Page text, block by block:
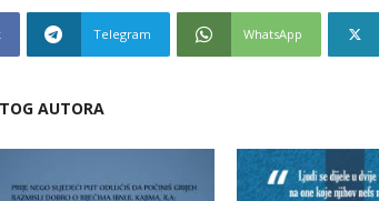
Telegram WhatsApp
AUTORA